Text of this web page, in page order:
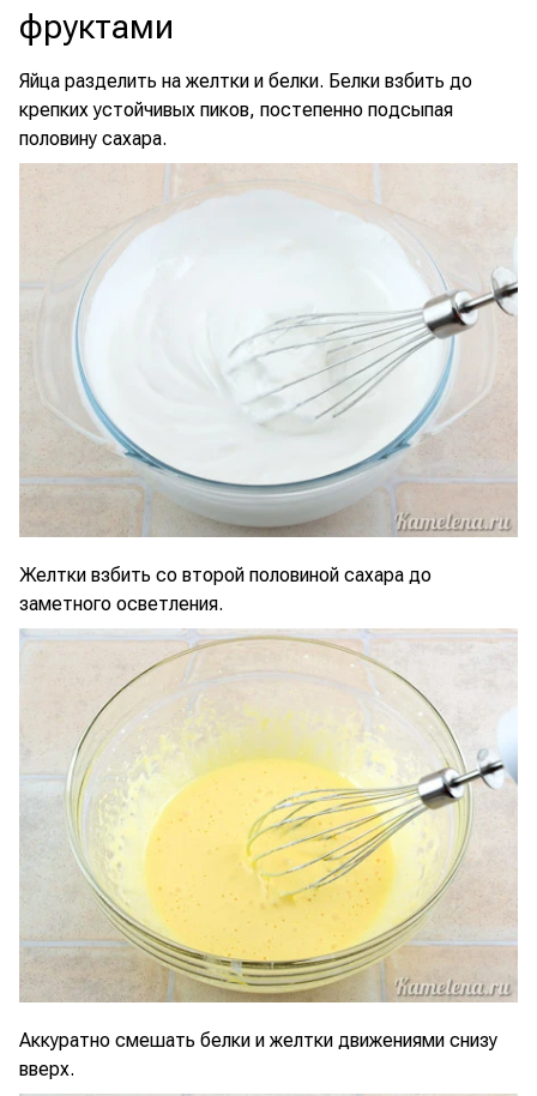
фруктами
Яйца разделить на желтки и белки. Белки взбить до
крепких устойчивых пиков, постепенно подсыпая
половину сахара.
Желтки взбить со второй половиной сахара до
заметного осветления.
Аккуратно смешать белки и желтки движениями снизу
вверх.